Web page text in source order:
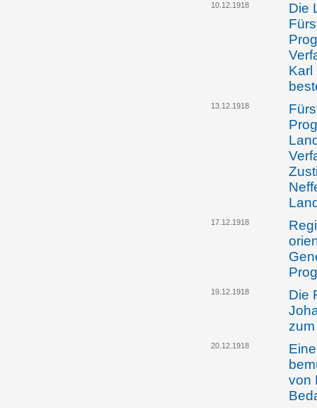
10.12.1918
Die
Karl
13.12.1918
17.12.1918
19.12.1918
Die
20.12.1918
von